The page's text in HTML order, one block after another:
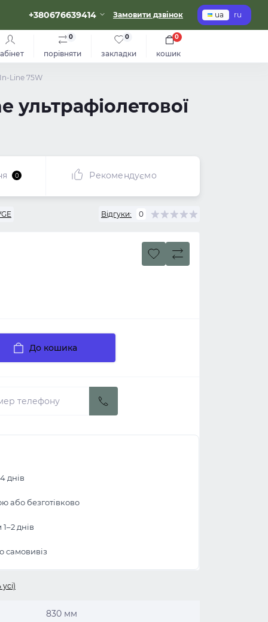
+380676639414 Замовити дзвінок ua ru
порівняти
0
закладки
0
кошик
0
Line 75W
ультрафіолетової
0 Рекомендуємо
Відгуки: 0
До кошика
днів
або безготівково
днів
самовивіз
830 мм